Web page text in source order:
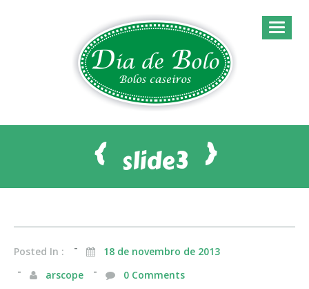
Exclusividades
Bolos
Coberturas
Sobre Nós
Nossos Clientes
Contato
{ slide3 }
Posted In :
18 de novembro de 2013
arscope
0 Comments